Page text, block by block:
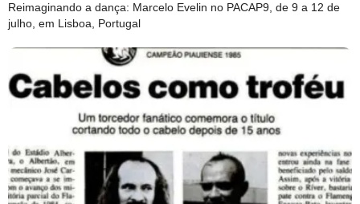
Reimaginando a dança: Marcelo Evelin no PACAP9, de 9 a 12 de
julho, em Lisboa, Portugal